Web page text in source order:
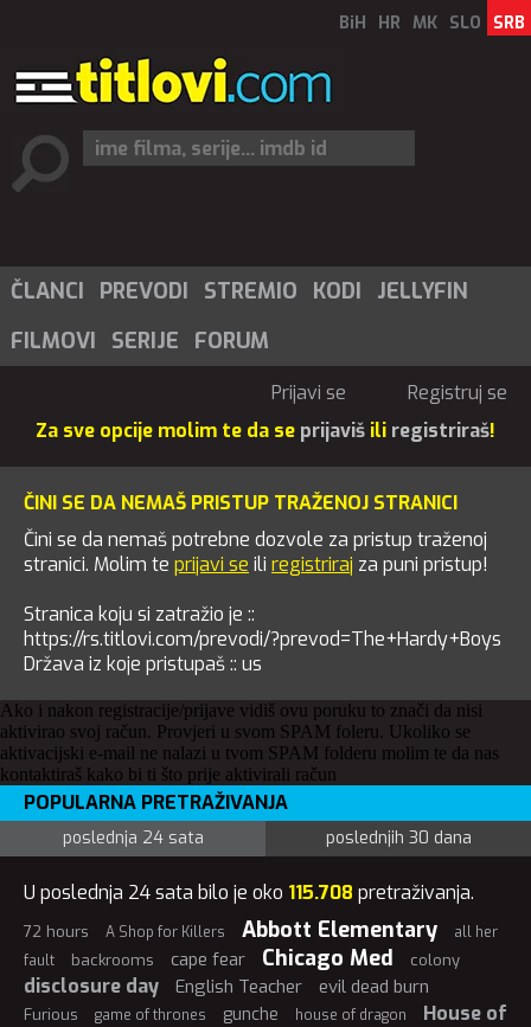
BiH HR MK SLO SRB
ČLANCI PREVODI STREMIO KODI
JELLYFIN
FILMOVI
SERIJE FORUM
Prijavi se
Registruj se
Za sve opcije molim te da se prijaviš ili registriraš!
ČINI SE DA NEMAŠ PRISTUP TRAŽENOJ STRANICI
Čini se da nemaš potrebne dozvole za pristup traženoj
stranici. Molim te prijavi se ili registriraj za puni pristup!
Stranica koju si zatražio je ::
https://rs.titlovi.com/prevodi/?prevod=The+Hardy+Boys
Država iz koje pristupaš :: us
Ako i nakon registracije/prijave vidiš ovu poruku to znači da nisi
aktivirao svoj račun. Provjeri u svom SPAM foleru. Ukoliko se
aktivacijski e-mail ne nalazi u tvom SPAM folderu molim te da nas
kontaktiraš kako bi ti što prije aktivirali račun
POPULARNA PRETRAŽIVANJA
poslednja 24 sata poslednjih 30 dana
U poslednja 24 sata bilo je oko 115.708 pretraživanja.
72 hours A Shop for Killers Abbott Elementary
all her
fault
backrooms cape fear Chicago Med colony
disclosure day English Teacher evil dead burn
Furious game of thrones gunche house of dragon
House of